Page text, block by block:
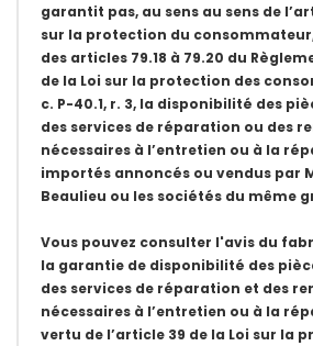
garantit pas, au sens au sens de
sur la protection du consommateur,
des articles 79.18 à 79.20 du
de la Loi sur la protection des
c. P-40.1, r. 3, la disponibilité des
des services de réparation ou des
nécessaires à l’entretien ou à la
importés annoncés ou vendus par
Beaulieu ou les sociétés du même
Vous pouvez consulter l'avis du
la garantie de disponibilité des
des services de réparation et des
nécessaires à l’entretien ou à la
vertu de l’article 39 de la Loi sur la